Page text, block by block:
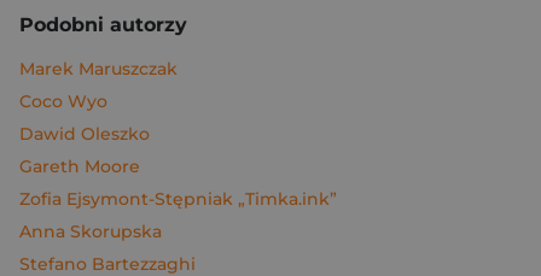
Podobni autorzy
Marek Maruszczak
Coco Wyo
Dawid Oleszko
Gareth Moore
Zofia Ejsymont-Stępniak „Timka.ink”
Anna Skorupska
Stefano Bartezzaghi